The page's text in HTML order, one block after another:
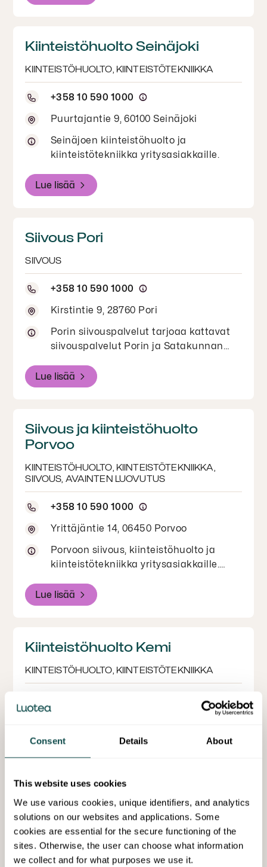
Consent Details About
This website uses cookies
We use various cookies, unique identifiers, and analytics
solutions on our websites and applications. Some
cookies are essential for the secure functioning of the
sites. Otherwise, the user can choose what information
we collect and for what purposes we use it.
Kiinteistöhuolto Seinäjoki
KIINTEISTÖHUOLTO, KIINTEISTÖTEKNIIKKA
+358 10 590 1000
Puurtajantie 9, 60100 Seinäjoki
Seinäjoen kiinteistöhuolto ja
kiinteistötekniikka yritysasiakkaille.
Lue lisää
Siivous Pori
SIIVOUS
+358 10 590 1000
Kirstintie 9, 28760 Pori
Porin siivouspalvelut tarjoaa kattavat
siivouspalvelut Porin ja Satakunnan
siivouspalveluihin liittyvissä asioissa!
Tapaamiset erikseen sovittaessa.
Lue lisää
Siivous ja kiinteistöhuolto
Porvoo
KIINTEISTÖHUOLTO, KIINTEISTÖTEKNIIKKA,
SIIVOUS, AVAINTEN LUOVUTUS
+358 10 590 1000
Yrittäjäntie 14, 06450 Porvoo
Porvoon siivous, kiinteistöhuolto ja
kiinteistötekniikka yritysasiakkaille.
M2 kotien avaimet voi noutaa ja
palauttaa sovitun ajankohdan
oikean palautus- ja noutoajan.
Lue lisää
Kiinteistöhuolto Kemi
KIINTEISTÖHUOLTO, KIINTEISTÖTEKNIIKKA
Kemin kiinteistöhuolto ja
kiinteistötekniikka yritysasiakkaille.
Lue lisää
Kiinteistöhuolto Kouvola
KIINTEISTÖHUOLTO, KIINTEISTÖTEKNIIKKA